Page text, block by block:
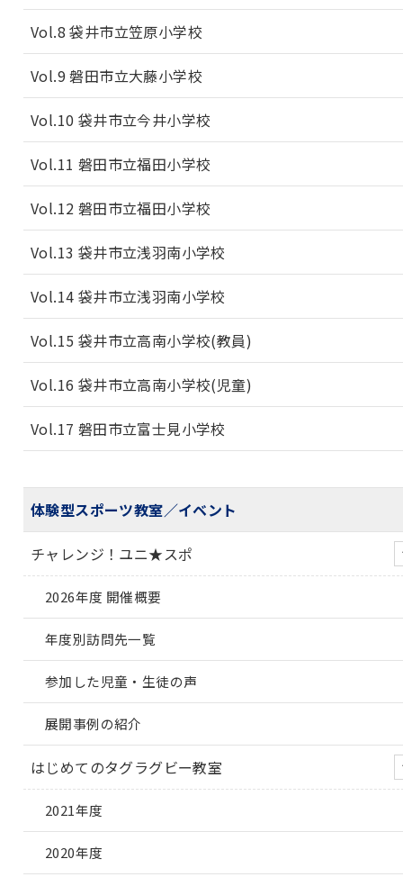
Vol.8 袋井市立笠原小学校
Vol.9 磐田市立大藤小学校
Vol.10 袋井市立今井小学校
Vol.11 磐田市立福田小学校
Vol.12 磐田市立福田小学校
Vol.13 袋井市立浅羽南小学校
Vol.14 袋井市立浅羽南小学校
Vol.15 袋井市立高南小学校(教員)
Vol.16 袋井市立高南小学校(児童)
Vol.17 磐田市立富士見小学校
体験型スポーツ教室／イベント
チャレンジ！ユニ★スポ
2026年度 開催概要
年度別訪問先一覧
参加した児童・生徒の声
展開事例の紹介
はじめてのタグラグビー教室
2021年度
2020年度